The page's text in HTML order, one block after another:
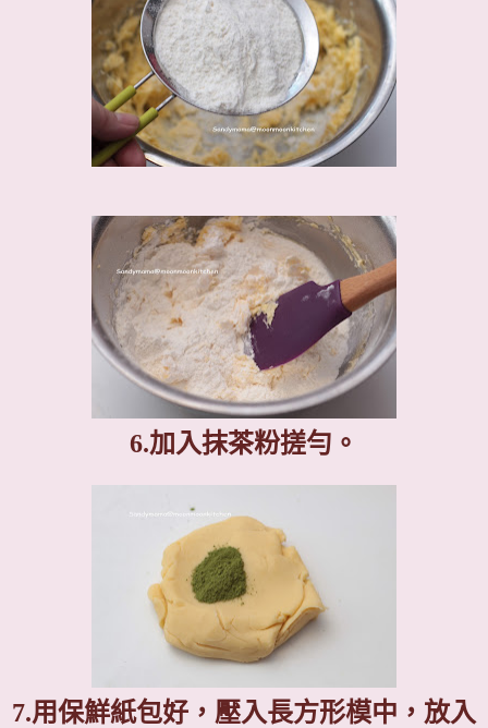
6.加入抹茶粉搓勻。
7.用保鮮紙包好，壓入長方形模中，放入